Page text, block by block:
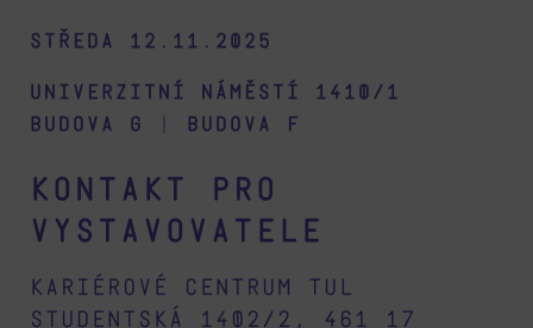
Středa 12.11.2025
Univerzitní náměstí 1410/1
budova G
budova F
Kontakt pro
vystavovatele
Kariérové centrum TUL
Studentská 1402/2, 461 17